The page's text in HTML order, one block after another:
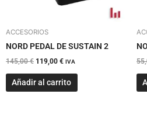
ACCESORIOS
NORD PEDAL DE SUSTAIN 2
145,00€ 119,00 € IVA
Añadir al carrito